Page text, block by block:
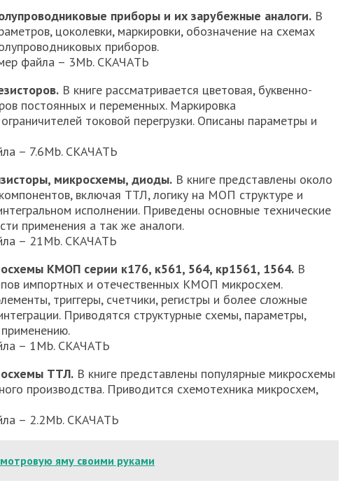
приборы и их зарубежные аналоги. В
цоколевки, маркировки, обозначение на схемах
приборов.
файла – 3Mb. СКАЧАТЬ
В книге рассматривается цветовая, буквенно-
постоянных и переменных. Маркировка
токовой перегрузки. Описаны параметры и
– 7.6Mb. СКАЧАТЬ
микросхемы, диоды. В книге представлены около
включая ТТЛ, логику на МОП структуре и
исполнении. Приведены основные технические
применения а так же аналоги.
– 21Mb. СКАЧАТЬ
КМОП серии к176, к561, 564, кр1561, 1564. В
импортных и отечественных КМОП микросхем.
триггеры, счетчики, регистры и более сложные
Приводятся структурные схемы, параметры,
– 1Mb. СКАЧАТЬ
ТТЛ. В книге представлены популярные микросхемы
производства. Приводится схемотехника микросхем,
– 2.2Mb. СКАЧАТЬ
яму своими руками